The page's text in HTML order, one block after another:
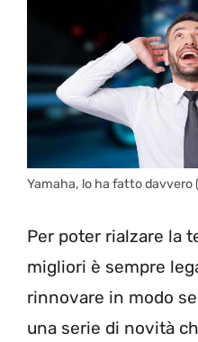
Yamaha, lo ha fatto
Per poter rialzare la
migliori è sempre
rinnovare in modo
una serie di novità